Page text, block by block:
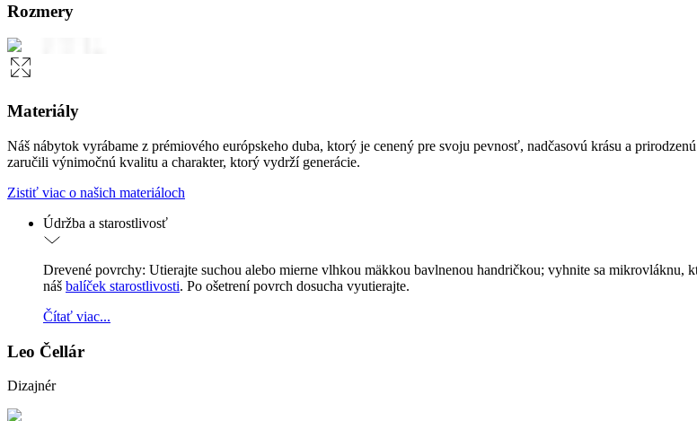
Rozmery
Materiály
Náš nábytok vyrábame z prémiového európskeho duba, ktorý je cenený pre svoju pevnosť, nadčasovú krásu a
zaručili výnimočnú kvalitu a charakter, ktorý vydrží generácie.
Zistiť viac o našich materiáloch
Údržba a starostlivosť
Drevené povrchy: Utierajte suchou alebo mierne vlhkou mäkkou bavlnenou handričkou; vyhnite sa
náš balíček starostlivosti. Po ošetrení povrch dosucha vyutierajte.
Čítať viac...
Leo Čellár
Dizajnér